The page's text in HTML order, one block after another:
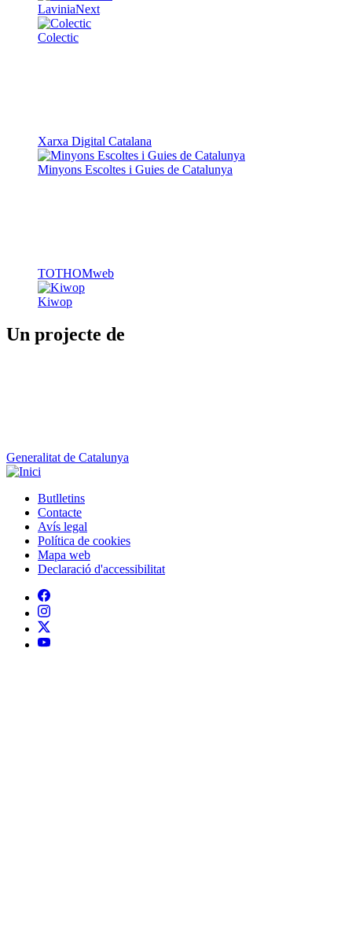
LaviniaNext
Colectic
Xarxa Digital Catalana
Minyons Escoltes i Guies de Catalunya
TOTHOMweb
Kiwop
Un projecte de
Generalitat de Catalunya
Peu
Butlletins
Contacte
Avís legal
Política de cookies
Mapa web
Declaració d'accessibilitat